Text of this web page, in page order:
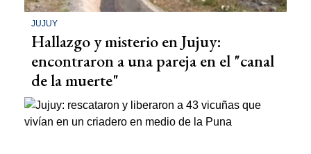
JUJUY
Hallazgo y misterio en Jujuy:
encontraron a una pareja en el "canal
de la muerte"